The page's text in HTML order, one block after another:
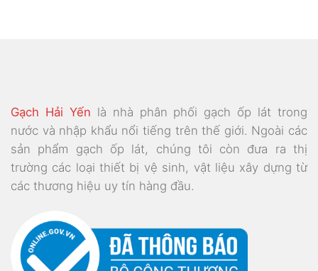
Gạch Hải Yến là nhà phân phối gạch ốp lát trong
nước và nhập khẩu nổi tiếng trên thế giới. Ngoài các
sản phẩm gạch ốp lát, chúng tôi còn đưa ra thị
trường các loại thiết bị vệ sinh, vật liệu xây dựng từ
các thương hiệu uy tín hàng đầu.